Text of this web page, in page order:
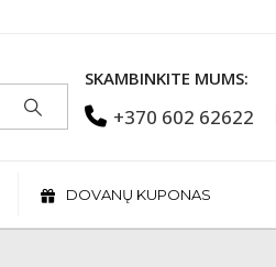
SKAMBINKITE MUMS:
+370 602 62622
DOVANŲ KUPONAS